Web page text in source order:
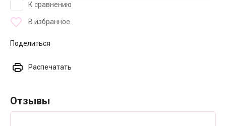
К сравнению
В избранное
Поделиться
Распечатать
Отзывы